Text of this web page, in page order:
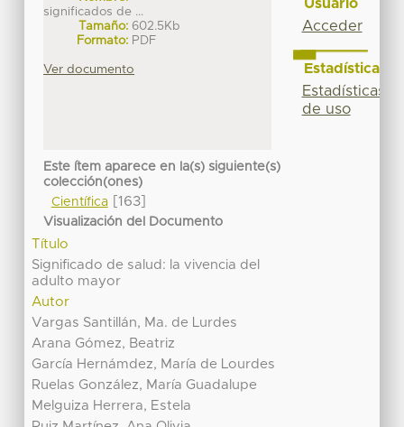
significados de ...
Tamaño: 602.5Kb
Formato: PDF
Ver documento
Este ítem aparece en la(s) siguiente(s)
colección(ones)
Científica[163]
Visualización del Documento
Título
Significado de salud: la vivencia del
adulto mayor
Autor
Vargas Santillán, Ma. de Lurdes
Arana Gómez, Beatriz
García Hernámdez, María de Lourdes
Ruelas González, María Guadalupe
Melguiza Herrera, Estela
Usuario
Acceder
Estadísticas
Estadísticas
de uso